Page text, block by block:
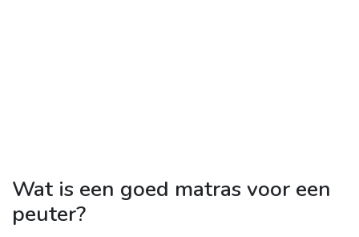
Wat is een goed matras voor een
peuter?